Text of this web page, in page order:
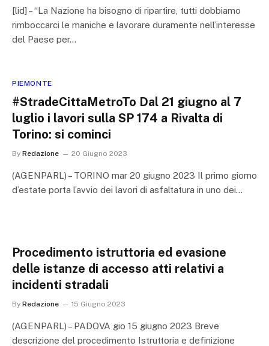
[lid] – “La Nazione ha bisogno di ripartire, tutti dobbiamo
rimboccarci le maniche e lavorare duramente nell’interesse
del Paese per…
PIEMONTE
#StradeCittaMetroTo Dal 21 giugno al 7
luglio i lavori sulla SP 174 a Rivalta di
Torino: si cominci
By Redazione 20 Giugno 2023
(AGENPARL) – TORINO mar 20 giugno 2023 Il primo giorno
d’estate porta l’avvio dei lavori di asfaltatura in uno dei…
Procedimento istruttoria ed evasione
delle istanze di accesso atti relativi a
incidenti stradali
By Redazione 15 Giugno 2023
(AGENPARL) – PADOVA gio 15 giugno 2023 Breve
descrizione del procedimento Istruttoria e definizione